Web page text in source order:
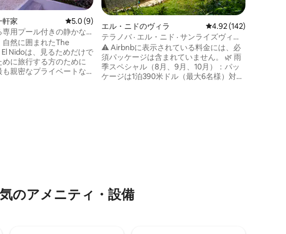
星の平均評価
軒家 レビュー9件、5つ星中5.0つ星の平均評価
5.0 (9)
用プール付きの静かな
然に囲まれたThe
Nidoは、見るためだけで
に旅行する方のために
親密なプライベートな
エル・ニドのヴィラ レビュー142件、5つ
4.92 (142)
テラノバ · エル・ニド · サンライズヴィラ ·
2ベッドルーム
⚠️ Airbnbに表示されている料金には、必
須パッケージは含まれていません。 🌿 雨
季スペシャル（8月、9月、10月）：パッ
ケージは1泊390米ドル（最大6名様）対
のアメニティ・設備